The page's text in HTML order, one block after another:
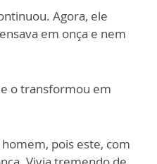
Agora, ele
em onça e nem
o transformou em
pois este, com